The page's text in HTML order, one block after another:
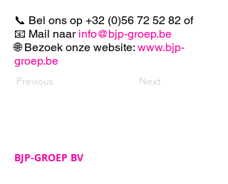
📞 Bel ons op +32 (0)56 72 52 82 of
📧 Mail naar info@bjp-groep.be
🌐 Bezoek onze website: www.bjp-
groep.be
Previous Next
BJP-GROEP BV